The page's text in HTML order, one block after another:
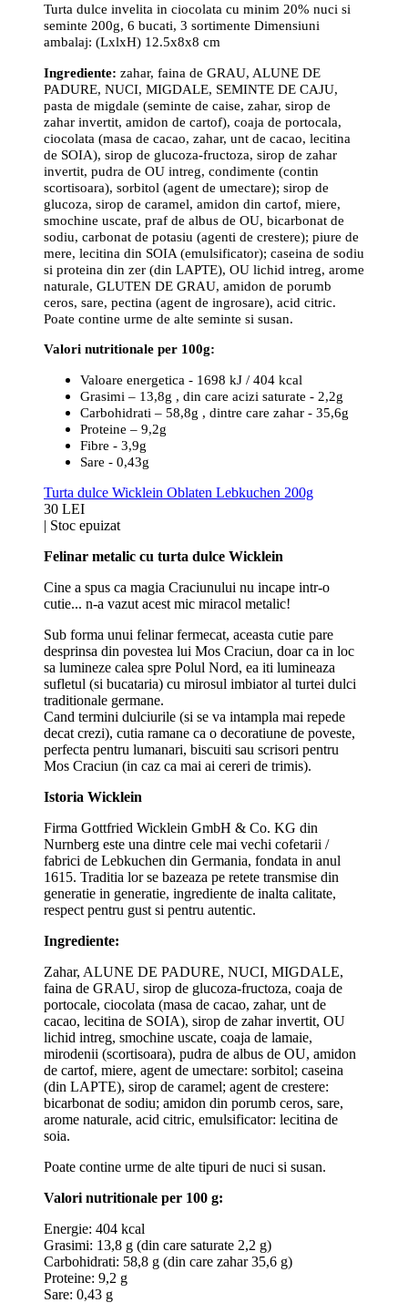
Turta dulce invelita in ciocolata cu minim 20% nuci si
seminte 200g, 6 bucati, 3 sortimente Dimensiuni
ambalaj: (LxlxH) 12.5x8x8 cm
Ingrediente: zahar, faina de GRAU, ALUNE DE
PADURE, NUCI, MIGDALE, SEMINTE DE CAJU,
pasta de migdale (seminte de caise, zahar, sirop de
zahar invertit, amidon de cartof), coaja de portocala,
ciocolata (masa de cacao, zahar, unt de cacao, lecitina
de SOIA), sirop de glucoza-fructoza, sirop de zahar
invertit, pudra de OU intreg, condimente (contin
scortisoara), sorbitol (agent de umectare); sirop de
glucoza, sirop de caramel, amidon din cartof, miere,
smochine uscate, praf de albus de OU, bicarbonat de
sodiu, carbonat de potasiu (agenti de crestere); piure de
mere, lecitina din SOIA (emulsificator); caseina de sodiu
si proteina din zer (din LAPTE), OU lichid intreg, arome
naturale, GLUTEN DE GRAU, amidon de porumb
ceros, sare, pectina (agent de ingrosare), acid citric.
Poate contine urme de alte seminte si susan.
Valori nutritionale per 100g:
Valoare energetica - 1698 kJ / 404 kcal
Grasimi – 13,8g , din care acizi saturate - 2,2g
Carbohidrati – 58,8g , dintre care zahar - 35,6g
Proteine – 9,2g
Fibre - 3,9g
Sare - 0,43g
Turta dulce Wicklein Oblaten Lebkuchen 200g
30 LEI
| Stoc epuizat
Felinar metalic cu turta dulce Wicklein
Cine a spus ca magia Craciunului nu incape intr-o
cutie... n-a vazut acest mic miracol metalic!
Sub forma unui felinar fermecat, aceasta cutie pare
desprinsa din povestea lui Mos Craciun, doar ca in loc
sa lumineze calea spre Polul Nord, ea iti lumineaza
sufletul (si bucataria) cu mirosul imbiator al turtei dulci
traditionale germane.
Cand termini dulciurile (si se va intampla mai repede
decat crezi), cutia ramane ca o decoratiune de poveste,
perfecta pentru lumanari, biscuiti sau scrisori pentru
Mos Craciun (in caz ca mai ai cereri de trimis).
Istoria Wicklein
Firma Gottfried Wicklein GmbH & Co. KG din
Nurnberg este una dintre cele mai vechi cofetarii /
fabrici de Lebkuchen din Germania, fondata in anul
1615. Traditia lor se bazeaza pe retete transmise din
generatie in generatie, ingrediente de inalta calitate,
respect pentru gust si pentru autentic.
Ingrediente:
Zahar, ALUNE DE PADURE, NUCI, MIGDALE,
faina de GRAU, sirop de glucoza-fructoza, coaja de
portocale, ciocolata (masa de cacao, zahar, unt de
cacao, lecitina de SOIA), sirop de zahar invertit, OU
lichid intreg, smochine uscate, coaja de lamaie,
mirodenii (scortisoara), pudra de albus de OU, amidon
de cartof, miere, agent de umectare: sorbitol; caseina
(din LAPTE), sirop de caramel; agent de crestere:
bicarbonat de sodiu; amidon din porumb ceros, sare,
arome naturale, acid citric, emulsificator: lecitina de
soia.
Poate contine urme de alte tipuri de nuci si susan.
Valori nutritionale per 100 g:
Energie: 404 kcal
Grasimi: 13,8 g (din care saturate 2,2 g)
Carbohidrati: 58,8 g (din care zahar 35,6 g)
Proteine: 9,2 g
Sare: 0,43 g